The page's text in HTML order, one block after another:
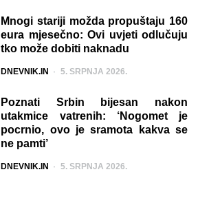
Mnogi stariji možda propuštaju 160
eura mjesečno: Ovi uvjeti odlučuju
tko može dobiti naknadu
POSTED
DNEVNIK.IN 5. SRPNJA 2026.
Poznati Srbin bijesan nakon
utakmice vatrenih: ‘Nogomet je
pocrnio, ovo je sramota kakva se
ne pamti’
POSTED
DNEVNIK.IN 5. SRPNJA 2026.